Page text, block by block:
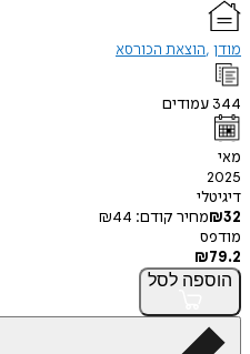
מודן הוצאת הכורסא
344 עמודים
מאי
2025
דיגיטלי
₪32 מחיר קודם: ₪44
מודפס
₪79.2
הוספה לסל